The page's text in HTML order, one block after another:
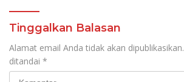
Tinggalkan Balasan
Alamat email Anda tidak akan dipublikasikan.
ditandai *